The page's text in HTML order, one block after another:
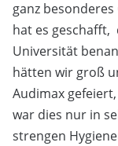
ganz
hat es geschafft,
Universität
hätten wir groß
Audimax
war dies nur in
strengen